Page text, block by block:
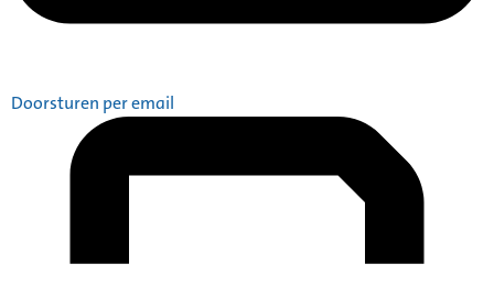
Doorsturen per email